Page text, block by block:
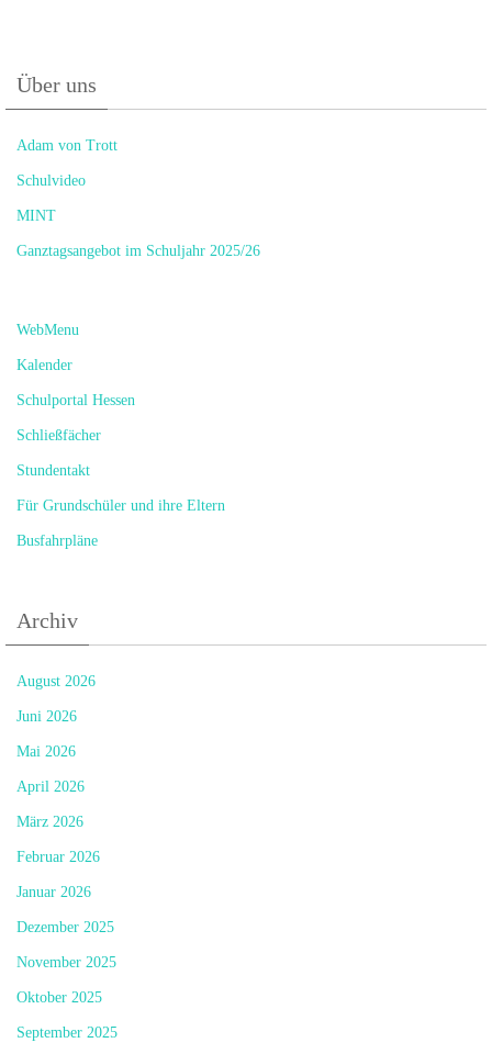
Über uns
Adam von Trott
Schulvideo
MINT
Ganztagsangebot im Schuljahr 2025/26
WebMenu
Kalender
Schulportal Hessen
Schließfächer
Stundentakt
Für Grundschüler und ihre Eltern
Busfahrpläne
Archiv
August 2026
Juni 2026
Mai 2026
April 2026
März 2026
Februar 2026
Januar 2026
Dezember 2025
November 2025
Oktober 2025
September 2025